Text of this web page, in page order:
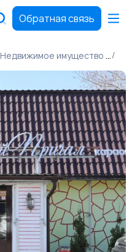
Обратная связь
Недвижимое имущество